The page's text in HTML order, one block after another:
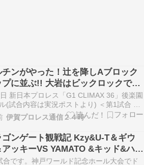
チンがやった！辻を降しAブロック
プに並ぶ!! 大岩はビックロックでタ
を奪い後藤越えを達成！
新日本プロレス「G1 CLIMAX 36」後楽園
(試合内容は実況ポストより) ＜第1試合 20
勝負＞HENARE 〇ジェイコブ・オースティ
ヤング(6分51秒 片エビ固め)上村優也 ×安田
※ジェイコブスラダー ＜第2試合 20分1本勝
〇成田蓮 デ…
伊賀プロレス通信２４時
ゴンゲート観戦記 Kzy&U-T＆ギウ
アッキーVS YAMATO &キッド&ハル
井
合です。神戸ワールド記念ホール大会でド